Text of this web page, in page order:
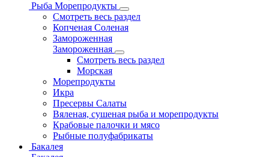
Рыба Морепродукты
Смотреть весь раздел
Копченая Соленая
Замороженная
Замороженная
Смотреть весь раздел
Морская
Морепродукты
Икра
Пресервы Салаты
Вяленая, сушеная рыба и морепродукты
Крабовые палочки и мясо
Рыбные полуфабрикаты
Бакалея